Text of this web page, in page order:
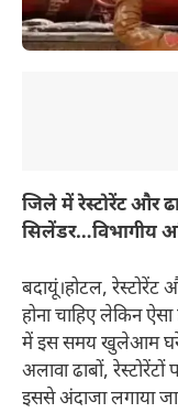
जिले में रेस्टोरेंट और
सिलेंडर…विभागीय
बदायूं।होटल, रेस्टोरेंट
होना चाहिए लेकिन
में इस समय खुलेआम घरेलू
अलावा ढाबों,
इससे अंदाजा लगाया